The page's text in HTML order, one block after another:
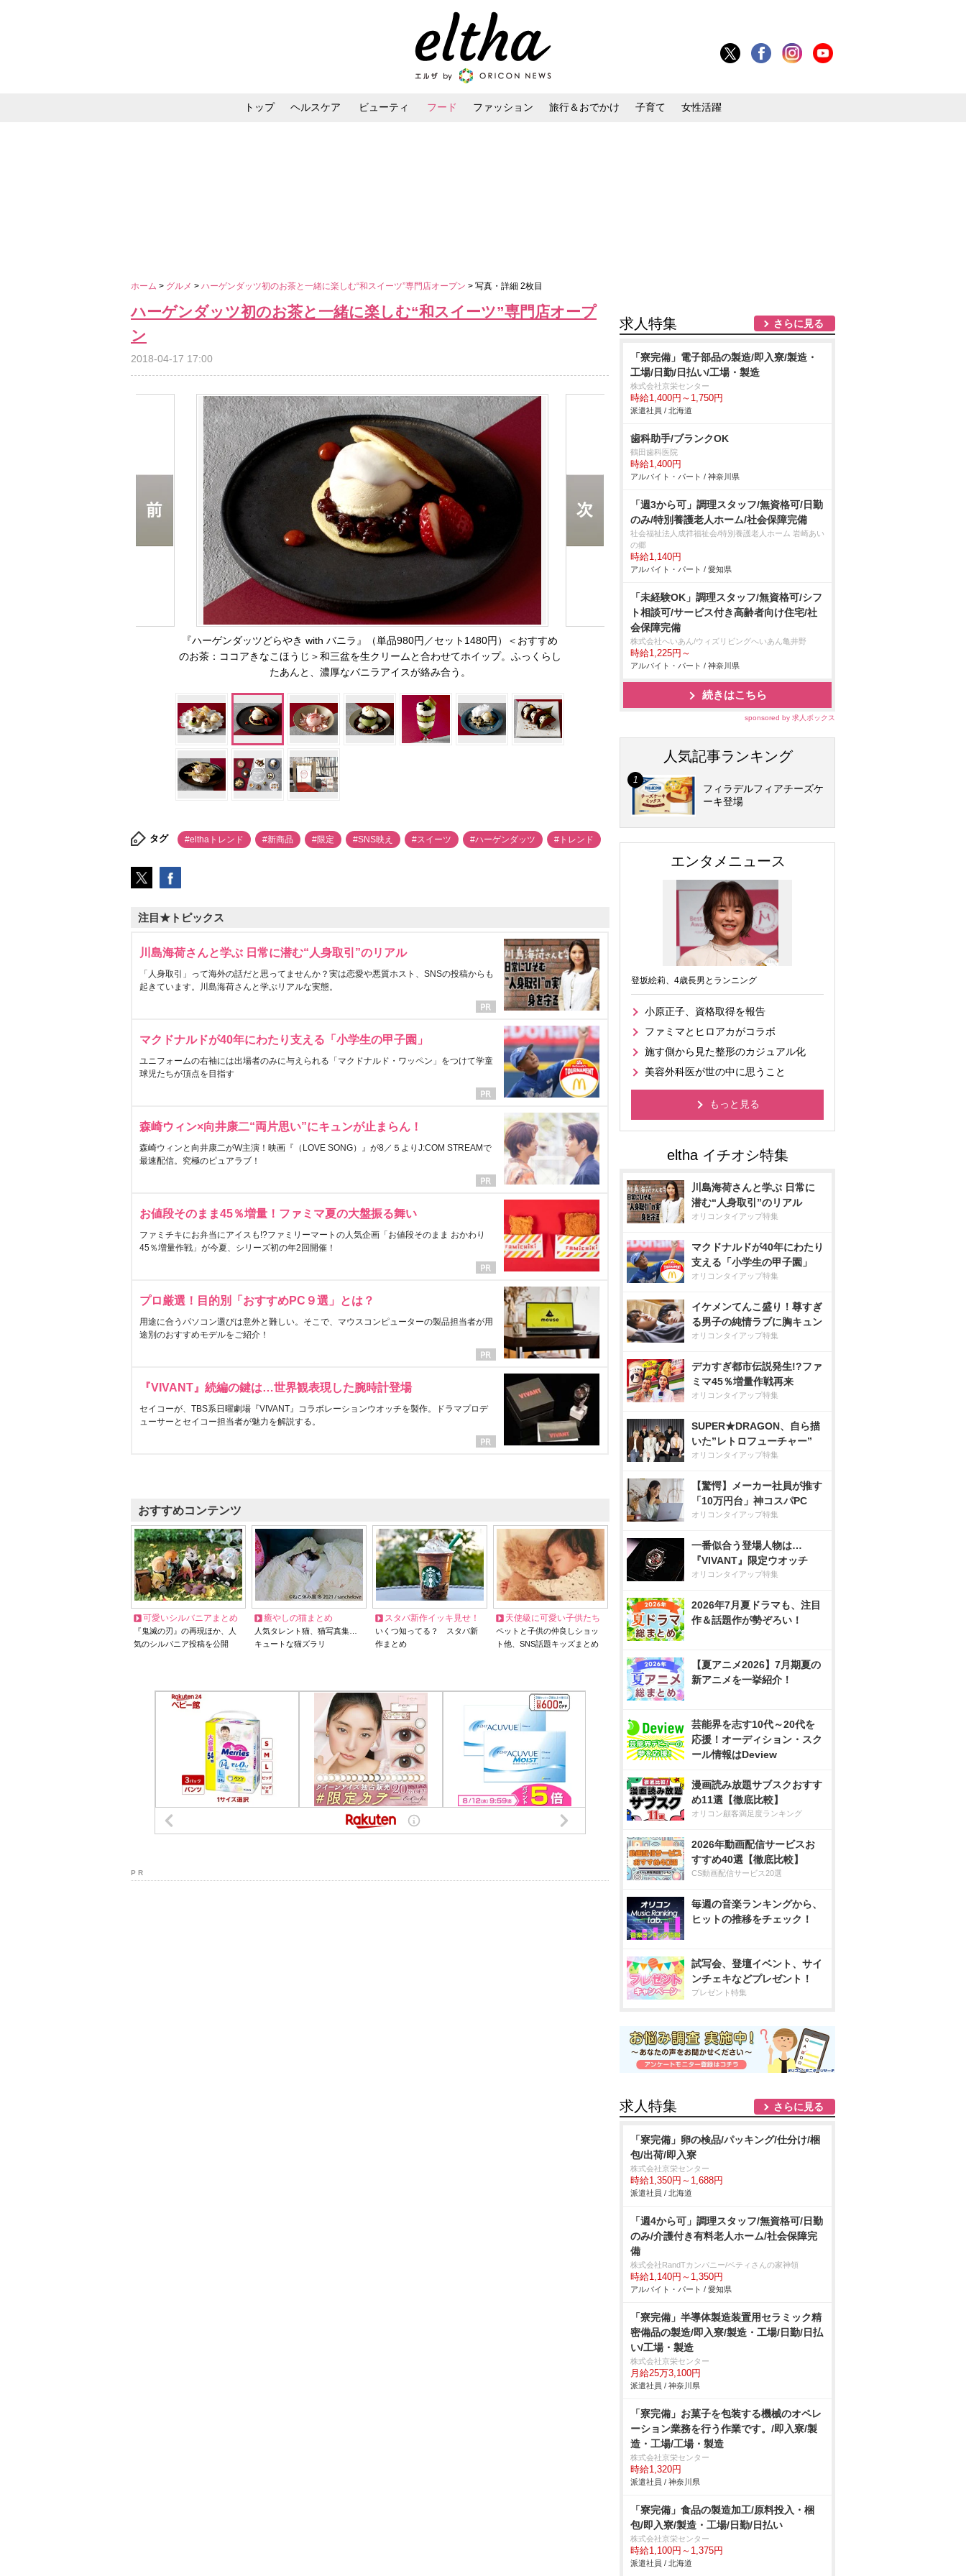
トップ ヘルスケア ビューティ フード ファッション 旅行＆おでかけ 子育て 女性活躍
ホーム > グルメ > ハーゲンダッツ初のお茶と一緒に楽しむ“和スイーツ”専門店オープン > 写真・詳細 2枚目
ハーゲンダッツ初のお茶と一緒に楽しむ“和スイーツ”専門店オープ
ン
2018-04-17 17:00
『ハーゲンダッツどらやき with バニラ』（単品980円／セット1480円）＜おすすめ
のお茶：ココアきなこほうじ＞和三盆を生クリームと合わせてホイップ。ふっくらし
たあんと、濃厚なバニラアイスが絡み合う。
タグ #elthaトレンド #新商品 #限定 #SNS映え #スイーツ #ハーゲンダッツ #トレンド
注目★トピックス
川島海荷さんと学ぶ 日常に潜む“人身取引”のリアル
「人身取引」って海外の話だと思ってませんか？実は恋愛や悪質ホスト、SNSの投稿からも
起きています。川島海荷さんと学ぶリアルな実態。
マクドナルドが40年にわたり支える「小学生の甲子園」
ユニフォームの右袖には出場者のみに与えられる「マクドナルド・ワッペン」をつけて学童
球児たちが頂点を目指す
森崎ウィン×向井康二“両片思い”にキュンが止まらん！
森崎ウィンと向井康二がW主演！映画『（LOVE SONG）』が8／５よりJ:COM STREAMで
最速配信。究極のピュアラブ！
お値段そのまま45％増量！ファミマ夏の大盤振る舞い
ファミチキにお弁当にアイスも!?ファミリーマートの人気企画「お値段そのまま おかわり
45％増量作戦」が今夏、シリーズ初の年2回開催！
プロ厳選！目的別「おすすめPC９選」とは？
用途に合うパソコン選びは意外と難しい。そこで、マウスコンピューターの製品担当者が用
途別のおすすめモデルをご紹介！
『VIVANT』続編の鍵は…世界観表現した腕時計登場
セイコーが、TBS系日曜劇場『VIVANT』コラボレーションウオッチを製作。ドラマプロデ
ューサーとセイコー担当者が魅力を解説する。
おすすめコンテンツ
可愛いシルバニアまとめ
『鬼滅の刃』の再現ほか、人
気のシルバニア投稿を公開
癒やしの猫まとめ
人気タレント猫、猫写真集…
キュートな猫ズラリ
スタバ新作イッキ見せ！
いくつ知ってる？ スタバ新
作まとめ
天使級に可愛い子供たち
ペットと子供の仲良しショッ
ト他、SNS話題キッズまとめ
P R
求人特集 さらに見る
「寮完備」電子部品の製造/即入寮/製造・
工場/日勤/日払い/工場・製造
株式会社京栄センター
時給1,400円～1,750円
派遣社員 / 北海道
歯科助手/ブランクOK
鶴田歯科医院
時給1,400円
アルバイト・パート / 神奈川県
「週3から可」調理スタッフ/無資格可/日勤
のみ/特別養護老人ホーム/社会保障完備
社会福祉法人成祥福祉会/特別養護老人ホーム 岩崎あい
の郷
時給1,140円
アルバイト・パート / 愛知県
「未経験OK」調理スタッフ/無資格可/シフ
ト相談可/サービス付き高齢者向け住宅/社
会保障完備
株式会社へいあん/ウィズリビングへいあん亀井野
時給1,225円～
アルバイト・パート / 神奈川県
続きはこちら
sponsored by 求人ボックス
人気記事ランキング
フィラデルフィアチーズケ
ーキ登場
エンタメニュース
登坂絵莉、4歳長男とランニング
小原正子、資格取得を報告
ファミマとヒロアカがコラボ
施す側から見た整形のカジュアル化
美容外科医が世の中に思うこと
もっと見る
川島海荷さんと学ぶ 日常に
潜む“人身取引”のリアル
オリコンタイアップ特集
マクドナルドが40年にわたり
支える「小学生の甲子園」
オリコンタイアップ特集
イケメンてんこ盛り！尊すぎ
る男子の純情ラブに胸キュン
オリコンタイアップ特集
デカすぎ都市伝説発生!?ファ
ミマ45％増量作戦再来
オリコンタイアップ特集
SUPER★DRAGON、自ら描
いた”レトロフューチャー”
オリコンタイアップ特集
【驚愕】メーカー社員が推す
「10万円台」神コスパPC
オリコンタイアップ特集
一番似合う登場人物は…
『VIVANT』限定ウオッチ
オリコンタイアップ特集
2026年7月夏ドラマも、注目
作＆話題作が勢ぞろい！
【夏アニメ2026】7月期夏の
新アニメを一挙紹介！
芸能界を志す10代～20代を
応援！オーディション・スク
ール情報はDeview
漫画読み放題サブスクおすす
め11選【徹底比較】
オリコン顧客満足度ランキング
2026年動画配信サービスお
すすめ40選【徹底比較】
CS動画配信サービス20選
毎週の音楽ランキングから、
ヒットの推移をチェック！
試写会、登壇イベント、サイ
ンチェキなどプレゼント！
プレゼント特集
求人特集 さらに見る
「寮完備」卵の検品/パッキング/仕分け/梱
包/出荷/即入寮
株式会社京栄センター
時給1,350円～1,688円
派遣社員 / 北海道
「週4から可」調理スタッフ/無資格可/日勤
のみ/介護付き有料老人ホーム/社会保障完
備
株式会社RandTカンパニー/ベティさんの家神領
時給1,140円～1,350円
アルバイト・パート / 愛知県
「寮完備」半導体製造装置用セラミック精
密備品の製造/即入寮/製造・工場/日勤/日払
い/工場・製造
株式会社京栄センター
月給25万3,100円
派遣社員 / 神奈川県
「寮完備」お菓子を包装する機械のオペレ
ーション業務を行う作業です。/即入寮/製
造・工場/工場・製造
株式会社京栄センター
時給1,320円
派遣社員 / 神奈川県
「寮完備」食品の製造加工/原料投入・梱
包/即入寮/製造・工場/日勤/日払い
株式会社京栄センター
時給1,100円～1,375円
派遣社員 / 北海道